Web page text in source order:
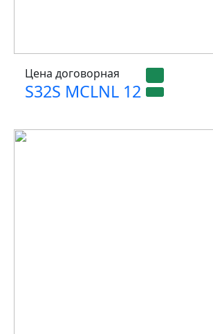
Цена договорная
S32S MCLNL 12